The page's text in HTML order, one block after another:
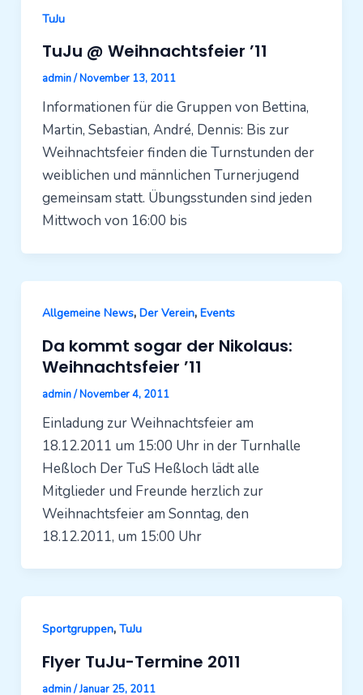
TuJu
TuJu @ Weihnachtsfeier ’11
admin/November 13, 2011
Informationen für die Gruppen von Bettina,
Martin, Sebastian, André, Dennis: Bis zur
Weihnachtsfeier finden die Turnstunden der
weiblichen und männlichen Turnerjugend
gemeinsam statt. Übungsstunden sind jeden
Mittwoch von 16:00 bis
Allgemeine News, Der Verein, Events
Da kommt sogar der Nikolaus:
Weihnachtsfeier ’11
admin/November 4, 2011
Einladung zur Weihnachtsfeier am
18.12.2011 um 15:00 Uhr in der Turnhalle
Heßloch Der TuS Heßloch lädt alle
Mitglieder und Freunde herzlich zur
Weihnachtsfeier am Sonntag, den
18.12.2011, um 15:00 Uhr
Sportgruppen, TuJu
Flyer TuJu-Termine 2011
admin/Januar 25, 2011